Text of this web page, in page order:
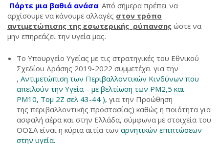
Πάρτε μια βαθιά ανάσα: Από σήμερα πρέπει να
αρχίσουμε να κάνουμε αλλαγές στον τρόπο
αντιμετώπισης της εσωτερικής ρύπανσης ώστε να
μην επηρεάζει την υγεία μας.
Το Υπουργείο Υγείας με τις στρατηγικές του Εθνικού
Σχεδίου Δράσης 2019-2022 συμμετέχει για την
, Αντιμετώπιση των Περιβαλλοντικών Κινδύνων που
απειλούν την Υγεία – με βελτίωση των PM2,5 και
PM10, Τομ 2Ζ σελ 43-44 ), για την Προώθηση
της περιβαλλοντικής προστασίας) καθώς η ποιότητα για
ασφαλή αέρα και στην Ελλάδα, σύμφωνα με στοιχεία του
ΟΟΣΑ είναι η κύρια αιτία των αρνητικών επιπτώσεων
στην υγεία.